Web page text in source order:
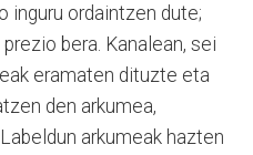
inguru ordaintzen dute;
bera. Kanalean, sei
eramaten dituzte eta
den arkumea,
arkumeak hazten